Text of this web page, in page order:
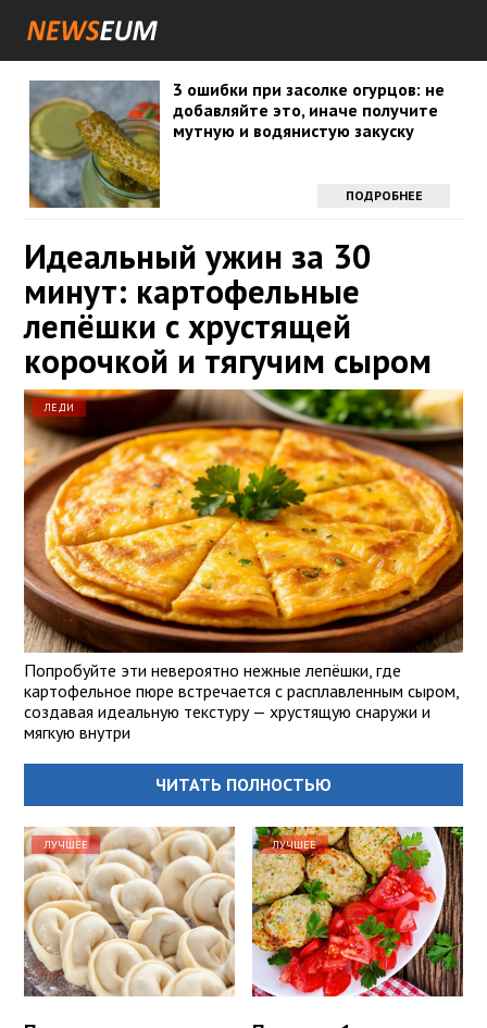
3 ошибки при засолке огурцов: не
добавляйте это, иначе получите
мутную и водянистую закуску
ПОДРОБНЕЕ
Идеальный ужин за 30
минут: картофельные
лепёшки с хрустящей
корочкой и тягучим сыром
ЛЕДИ
Попробуйте эти невероятно нежные лепёшки, где
картофельное пюре встречается с расплавленным сыром,
создавая идеальную текстуру — хрустящую снаружи и
мягкую внутри
ЧИТАТЬ ПОЛНОСТЬЮ
ЛУЧШЕЕ ЛУЧШЕЕ